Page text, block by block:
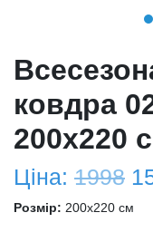
ковдра
200х220
Ціна: 1998
Розмір: 200x220 см